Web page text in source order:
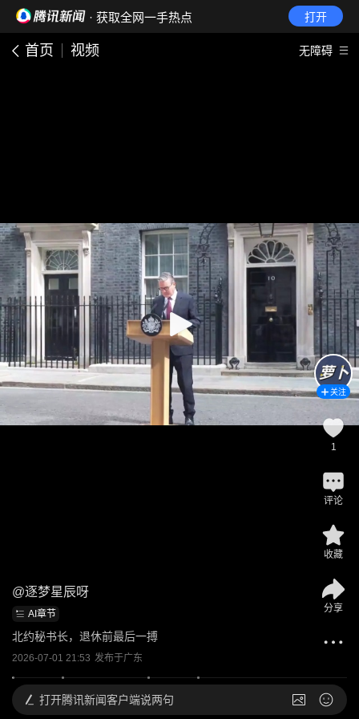
· 获取全网一手热点 打开
首页 视频 无障碍
@逐梦星辰呀
AI章节
北约秘书长，退休前最后一搏
2026-07-01 21:53 发布于广东
关注
1
评论
收藏
分享
打开腾讯新闻客户端说两句